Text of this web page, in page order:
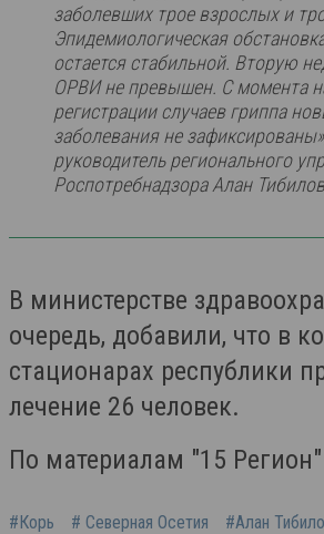
заболевших трое взрослых и
Эпидемиологическая
остается стабильной. Вторую
ОРВИ не превышен. С момента
регистрации случаев гриппа
заболевания не
руководитель регионального
Роспотребнадзора Алан
В министерстве
очередь, добавили, что в
стационарах республики
лечение 26 человек.
По материалам "15 Регион"
#Корь # Северная Осетия #Алан